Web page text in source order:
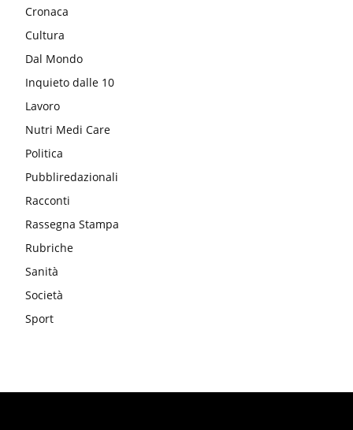
Cronaca
Cultura
Dal Mondo
Inquieto dalle 10
Lavoro
Nutri Medi Care
Politica
Pubbliredazionali
Racconti
Rassegna Stampa
Rubriche
Sanità
Società
Sport